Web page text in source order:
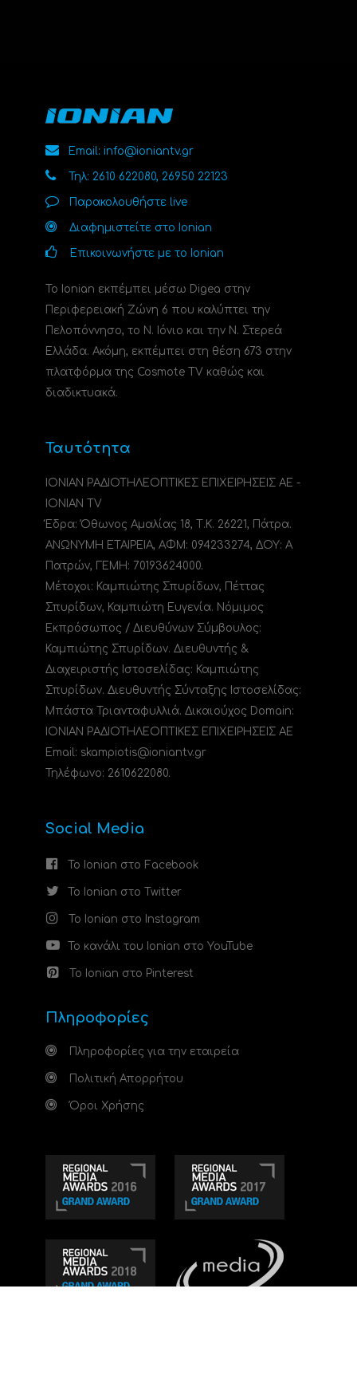
Email: info@ioniantv.gr
Τηλ: 2610 622080, 26950 22123
Παρακολουθήστε live
Διαφημιστείτε στο Ionian
Επικοινωνήστε με το Ionian
Το Ionian εκπέμπει μέσω Digea στην
Περιφερειακή Ζώνη 6 που καλύπτει την
Πελοπόννησο, το N. Ιόνιο και την Ν. Στερεά
Ελλάδα. Ακόμη, εκπέμπει στη θέση 673 στην
πλατφόρμα της Cosmote TV καθώς και
διαδικτυακά.
Ταυτότητα
ΙΟΝΙΑΝ ΡΑΔΙΟΤΗΛΕΟΠΤΙΚΕΣ ΕΠΙΧΕΙΡΗΣΕΙΣ ΑΕ -
IONIAN TV
Έδρα: Όθωνος Αμαλίας 18, Τ.Κ. 26221, Πάτρα.
ΑΝΩΝΥΜΗ ΕΤΑΙΡΕΙΑ, ΑΦΜ: 094233274, ΔΟΥ: A
Πατρών, ΓΕΜΗ: 70193624000.
Μέτοχοι: Καμπιώτης Σπυρίδων, Πέττας
Σπυρίδων, Καμπιώτη Ευγενία. Νόμιμος
Εκπρόσωπος / Διευθύνων Σύμβουλος:
Καμπιώτης Σπυρίδων. Διευθυντής &
Διαχειριστής Ιστοσελίδας: Καμπιώτης
Σπυρίδων. Διευθυντής Σύνταξης Ιστοσελίδας:
Μπάστα Τριανταφυλλιά. Δικαιούχος Domain:
ΙΟΝΙΑΝ ΡΑΔΙΟΤΗΛΕΟΠΤΙΚΕΣ ΕΠΙΧΕΙΡΗΣΕΙΣ ΑΕ
Email: skampiotis@ioniantv.gr
Τηλέφωνο: 2610622080.
Social Media
Το Ionian στο Facebook
Το Ionian στο Twitter
Το Ionian στο Instagram
Το κανάλι του Ionian στο YouTube
Το Ionian στο Pinterest
Πληροφορίες
Πληροφορίες για την εταιρεία
Πολιτική Απορρήτου
Όροι Χρήσης